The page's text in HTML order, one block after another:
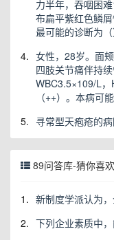
力半年，吞咽困
布扁平紫红色鳞
最可能的诊断为（
4. 女性，28岁。面
四肢关节痛伴持
WBC3.5×109/L
（++）。本病可
5. 寻常型天疱疮的病
89问答库-猜你喜欢
1. 新制度学派认为
2. 下列企业素质中